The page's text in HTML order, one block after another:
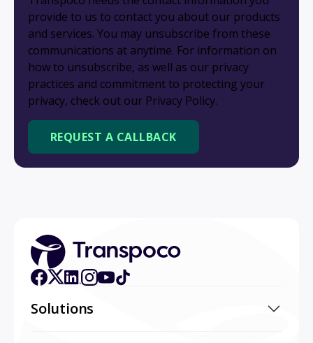
provide to us to contact you about our products
and services. You may unsubscribe from these
communications at anytime. For information on
how to unsubscribe, as well as our privacy
practices and commitment to protecting your
privacy, check out our Privacy Policy.
Solutions